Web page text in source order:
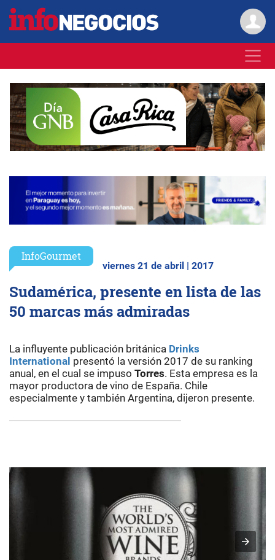
InfoGourmet
viernes 21 de abril | 2017
Sudamérica, presente en lista de las
50 marcas más admiradas
La influyente publicación británica Drinks
International presentó la versión 2017 de su ranking
anual, en el cual se impuso Torres. Esta empresa es la
mayor productora de vino de España. Chile
especialmente y también Argentina, dijeron presente.